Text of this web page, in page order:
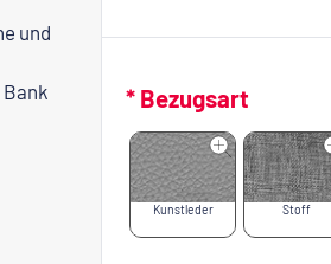
* Bezugsart
Kunstleder Stoff
und